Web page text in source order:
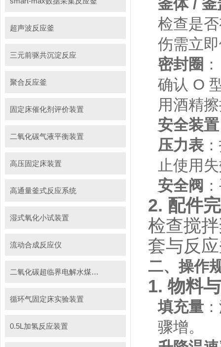
超声波反应釜
三元前驱共沉淀反应
聚合反应釜
固定床催化剂评价装置
二氧化碳气液平衡装置
高压固定床装置
高通量釜式反应系统
湿式氧化小试装置
流动合成反应仪
二氧化碳超临界电解水煤浆制甲烷装置
循环气固定床实验装置
0.5L加氢反应装置
釜体 / 釜
检查是
伤需立
密封圈 ：
确认 O
用酒精
安全装置
压力表
止使用
安全阀
2. 配件
检查搅
套与反
二、操作
1. 物料
填充量
骤增。